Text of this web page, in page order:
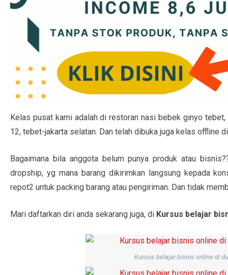
Kelas pusat kami adalah di restoran nasi bebek ginyo
12, tebet-jakarta selatan. Dan telah dibuka juga kelas offline
Bagaimana bila anggota belum punya produk atau
dropship, yg mana barang dikirimkan langsung kepada
repot2 untuk packing barang atau pengiriman. Dan tidak
Mari daftarkan diri anda sekarang juga, di Kursus belajar
Kursus belajar bisnis online di